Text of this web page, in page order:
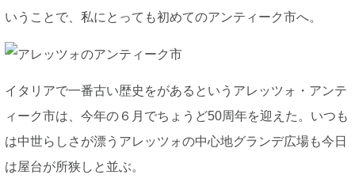
いうことで、私にとっても初めてのアンティーク市へ。
イタリアで一番古い歴史をがあるというアレッツォ・アンテ
ィーク市は、今年の６月でちょうど50周年を迎えた。いつも
は中世らしさが漂うアレッツォの中心地グランデ広場も今日
は屋台が所狭しと並ぶ。